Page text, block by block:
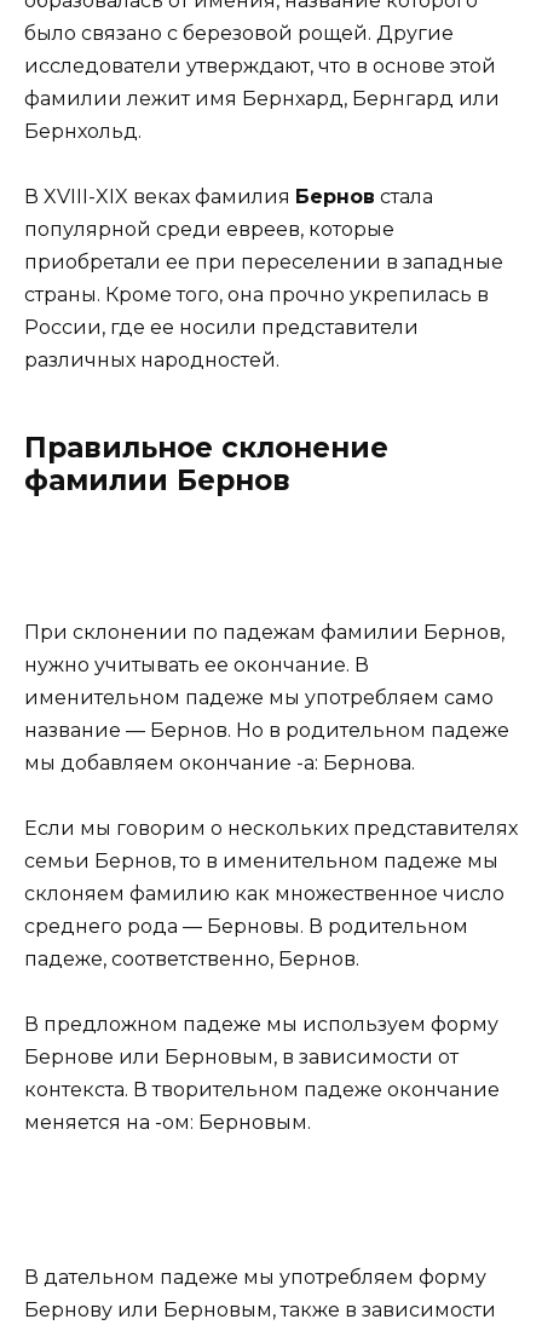
было связано с березовой рощей. Другие
исследователи утверждают, что в основе этой
фамилии лежит имя Бернхард, Бернгард или
Бернхольд.
В XVIII-XIX веках фамилия Бернов стала
популярной среди евреев, которые
приобретали ее при переселении в западные
страны. Кроме того, она прочно укрепилась в
России, где ее носили представители
различных народностей.
Правильное склонение
фамилии Бернов
При склонении по падежам фамилии Бернов,
нужно учитывать ее окончание. В
именительном падеже мы употребляем само
название — Бернов. Но в родительном падеже
мы добавляем окончание -а: Бернова.
Если мы говорим о нескольких представителях
семьи Бернов, то в именительном падеже мы
склоняем фамилию как множественное число
среднего рода — Берновы. В родительном
падеже, соответственно, Бернов.
В предложном падеже мы используем форму
Бернове или Берновым, в зависимости от
контекста. В творительном падеже окончание
меняется на -ом: Берновым.
В дательном падеже мы употребляем форму
Бернову или Берновым, также в зависимости